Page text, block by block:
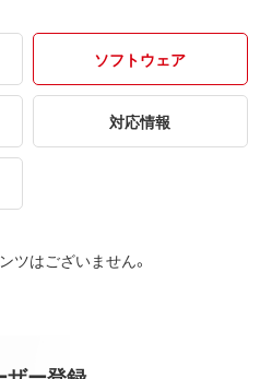
ソフトウェア
対応情報
ツはございません。